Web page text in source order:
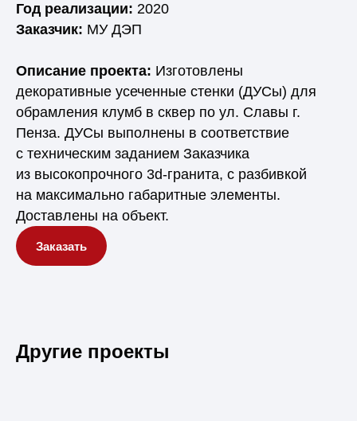
Год реализации: 2020
Заказчик: МУ ДЭП
Описание проекта: Изготовлены
декоративные усеченные стенки (ДУСы) для
обрамления клумб в сквер по ул. Славы г.
Пенза. ДУСы выполнены в соответствие
с техническим заданием Заказчика
из высокопрочного 3d-гранита, с разбивкой
на максимально габаритные элементы.
Доставлены на объект.
Заказать
Другие проекты